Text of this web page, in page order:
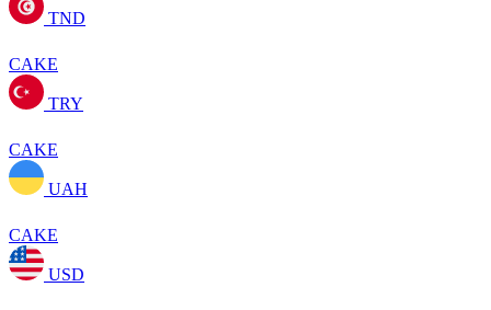
TND
CAKE
TRY
CAKE
UAH
CAKE
USD